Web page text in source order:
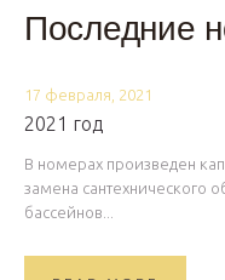
Последние
17 февраля, 2021
2021 год
В номерах произведен
замена сантехнического
бассейнов...